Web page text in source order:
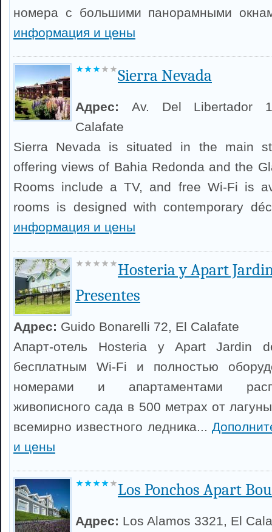
номера с большими панорамными
информация и цены
Sierra Nevada
Адрес: Av. Del Libertador
Calafate
Sierra Nevada is situated in the main
offering views of Bahia Redonda and the
Rooms include a TV, and free Wi-Fi is
rooms is designed with contemporary
информация и цены
Hosteria y Apart
Presentes
Адрес: Guido Bonarelli 72, El Calafate
Апарт-отель Hosteria y Apart Jardin
бесплатным Wi-Fi и полностью
номерами и апартаментами
живописного сада в 500 метрах от
всемирно известного ледника...
и цены
Los Ponchos Apart
Адрес: Los Alamos 3321, El